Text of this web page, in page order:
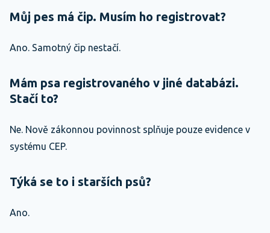
Můj pes má čip. Musím ho registrovat?
Ano. Samotný čip nestačí.
Mám psa registrovaného v jiné databázi.
Stačí to?
Ne. Nově zákonnou povinnost splňuje pouze evidence v
systému CEP.
Týká se to i starších psů?
Ano.